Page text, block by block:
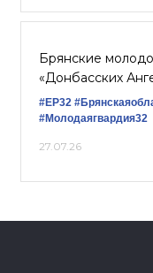
Брянские
«Донбасских
#ЕР32
#Молодаягвардия32
27.07.26